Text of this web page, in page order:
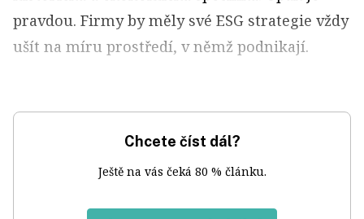
pravdou. Firmy by měly své ESG strategie vždy
ušít na míru prostředí, v němž podnikají.
Chcete číst dál?
Ještě na vás čeká 80 % článku.